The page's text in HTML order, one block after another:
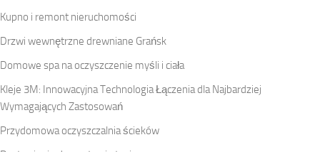
Kupno i remont nieruchomości
Drzwi wewnętrzne drewniane Grańsk
Domowe spa na oczyszczenie myśli i ciała
Kleje 3M: Innowacyjna Technologia Łączenia dla Najbardziej
Wymagających Zastosowań
Przydomowa oczyszczalnia ścieków